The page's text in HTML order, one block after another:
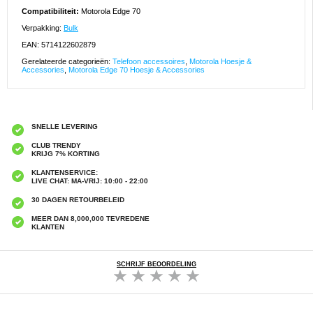
Compatibiliteit: Motorola Edge 70
Verpakking: Bulk
EAN: 5714122602879
Gerelateerde categorieën: Telefoon accessoires
Motorola Hoesje &
Accessories
Motorola Edge 70 Hoesje & Accessories
SNELLE LEVERING
CLUB TRENDY
KRIJG 7% KORTING
KLANTENSERVICE:
LIVE CHAT: MA-VRIJ: 10:00 - 22:00
30 DAGEN RETOURBELEID
MEER DAN 8,000,000 TEVREDENE
KLANTEN
SCHRIJF BEOORDELING